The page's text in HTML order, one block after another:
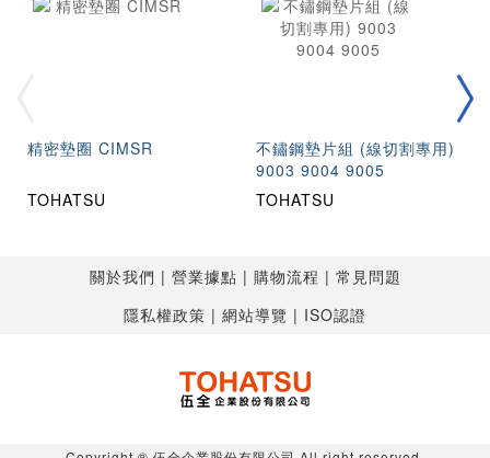
精密墊圈 CIMSR
TOHATSU
不鏽鋼墊片組 (線切割專用)
9003 9004 9005
TOHATSU
關於我們 營業據點 購物流程
常見問題
隱私權政策
網站導覽 ISO認證